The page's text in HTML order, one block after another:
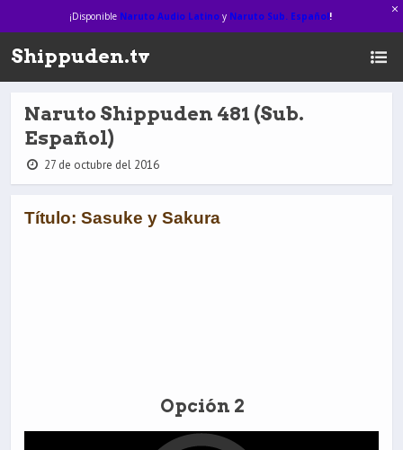
¡Disponible Naruto Audio Latinoy Naruto Sub. Español!
Shippuden.tv
Naruto Shippuden 481 (Sub.
Español)
27 de octubre del 2016
Título: Sasuke y Sakura
Opción 2